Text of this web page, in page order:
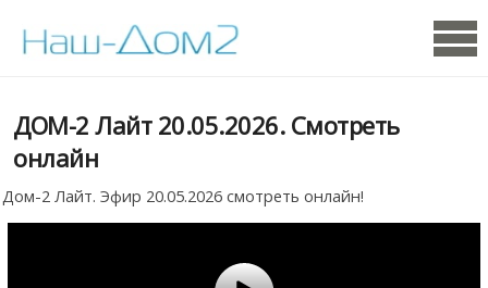
ДОМ-2 Лайт 20.05.2026. Смотреть
онлайн
Дом-2 Лайт. Эфир 20.05.2026 смотреть онлайн!